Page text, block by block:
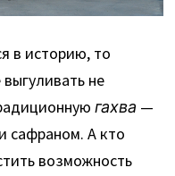
в историю, то
не
гахва —
сафраном. А кто
возможность